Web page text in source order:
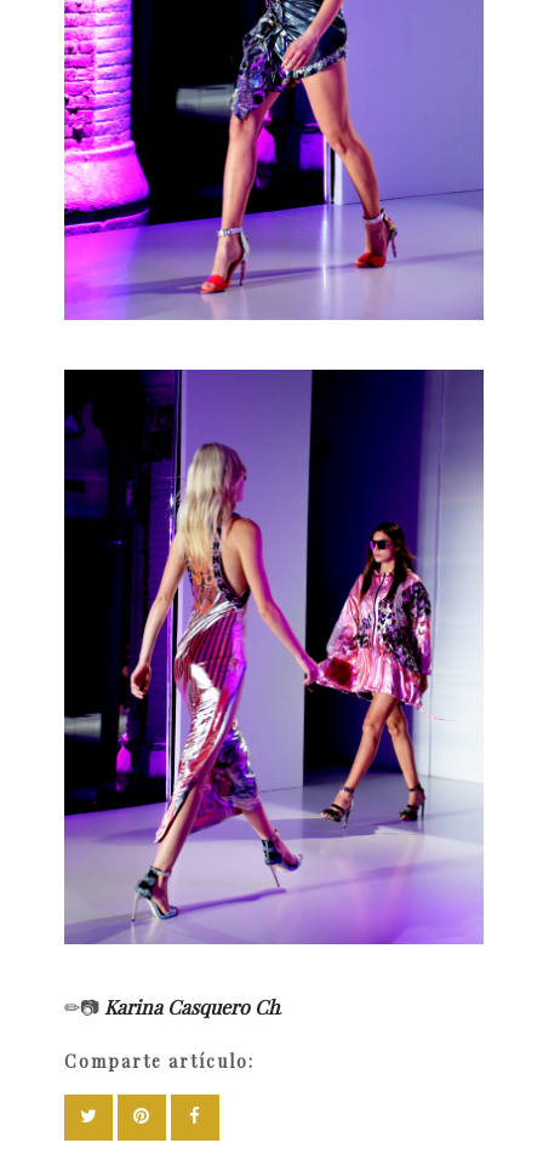
✏📷 Karina Casquero Ch.
Comparte artículo: